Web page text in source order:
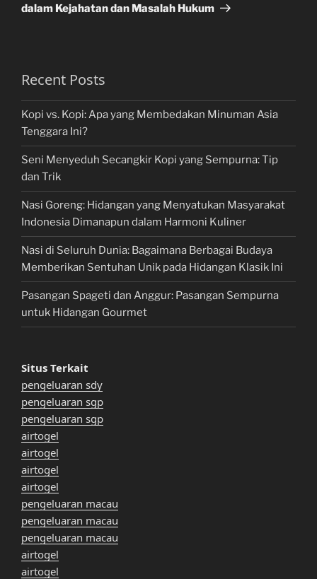
dalam Kejahatan dan Masalah Hukum
Recent Posts
Kopi vs. Kopi: Apa yang Membedakan Minuman Asia
Tenggara Ini?
Seni Menyeduh Secangkir Kopi yang Sempurna: Tip
dan Trik
Nasi Goreng: Hidangan yang Menyatukan Masyarakat
Indonesia Dimanapun dalam Harmoni Kuliner
Nasi di Seluruh Dunia: Bagaimana Berbagai Budaya
Memberikan Sentuhan Unik pada Hidangan Klasik Ini
Pasangan Spageti dan Anggur: Pasangan Sempurna
untuk Hidangan Gourmet
Situs Terkait
pengeluaran sdy
pengeluaran sgp
pengeluaran sgp
airtogel
airtogel
airtogel
airtogel
pengeluaran macau
pengeluaran macau
pengeluaran macau
airtogel
airtogel